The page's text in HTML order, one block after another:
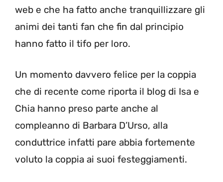
web e che ha fatto anche tranquillizzare gli
animi dei tanti fan che fin dal principio
hanno fatto il tifo per loro.
Un momento davvero felice per la coppia
che di recente come riporta il blog di Isa e
Chia hanno preso parte anche al
compleanno di Barbara D’Urso, alla
conduttrice infatti pare abbia fortemente
voluto la coppia ai suoi festeggiamenti.